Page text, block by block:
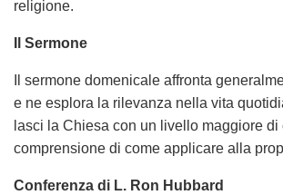
religione.
Il Sermone
Il sermone domenicale affronta
e ne esplora la rilevanza nella vita
lasci la Chiesa con un livello maggiore
comprensione di come applicare alla
Conferenza di L. Ron Hubbard